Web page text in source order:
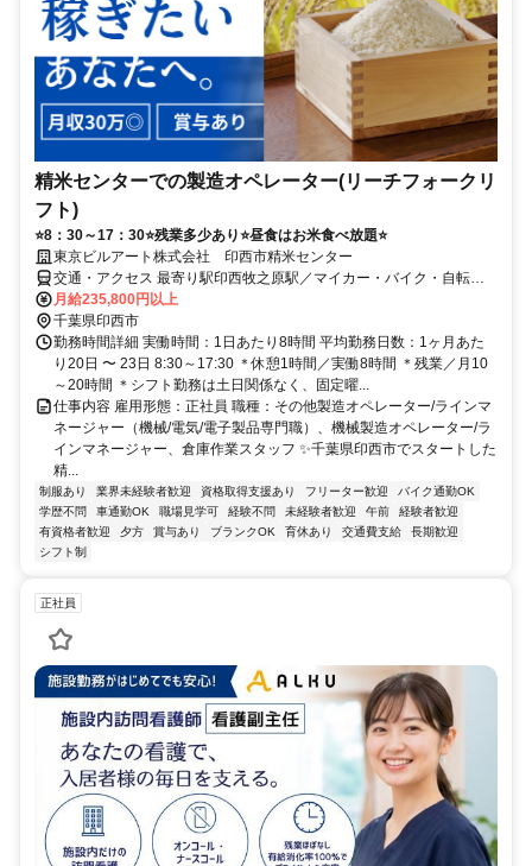
精米センターでの製造オペレーター(リーチフォークリ
フト)
⭐8：30～17：30⭐残業多少あり⭐昼食はお米食べ放題⭐
東京ビルアート株式会社 印西市精米センター
交通・アクセス 最寄り駅印西牧之原駅／マイカー・バイク・自転車
通勤OK
月給235,800円以上
千葉県印西市
勤務時間詳細 実働時間：1日あたり8時間 平均勤務日数：1ヶ月あた
り20日 〜 23日 8:30～17:30 ＊休憩1時間／実働8時間 ＊残業／月10
～20時間 ＊シフト勤務は土日関係なく、固定曜...
仕事内容 雇用形態：正社員 職種：その他製造オペレーター/ラインマ
ネージャー（機械/電気/電子製品専門職）、機械製造オペレーター/ラ
インマネージャー、倉庫作業スタッフ ✨千葉県印西市でスタートした
精...
制服あり 業界未経験者歓迎 資格取得支援あり フリーター歓迎
バイク通勤OK
学歴不問
車通勤OK 職場見学可 経験不問 未経験者歓迎 午前
経験者歓迎
有資格者歓迎
夕方 賞与あり ブランクOK 育休あり 交通費支給
長期歓迎
シフト制
正社員